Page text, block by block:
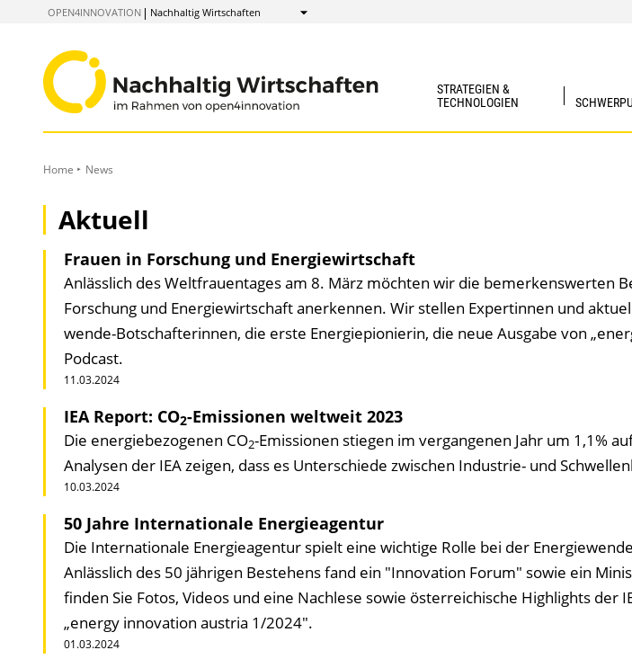
OPEN4INNOVATION Nachhaltig Wirtschaften
Anzeigen
STRATEGIEN &
TECHNOLOGIEN
Home News
Aktuell
Frauen in Forschung und Energiewirtschaft
Anlässlich des Welt­frauen­tages am 8. März möchten wir die bemerkens­werten
Forschung und Energie­wirtschaft anerkennen. Wir stellen Expert­innen und
wende-Botschafter­innen, die erste Energie­pionierin, die neue Ausgabe von
Podcast.
11.03.2024
IEA Report: CO2-Emissionen weltweit 2023
Die energie­bezogenen CO2-Emissionen stiegen im vergangenen Jahr um 1,1%
Analysen der IEA zeigen, dass es Unterschiede zwischen Industrie- und
10.03.2024
50 Jahre Internationale Energieagentur
Die Internationale Energieagentur spielt eine wichtige Rolle bei der
Anlässlich des 50 jährigen Bestehens fand ein "Inno­vation Forum" sowie ein
finden Sie Fotos, Videos und eine Nachlese sowie öster­reichische Highlights der
„energy innovation austria 1/2024".
01.03.2024